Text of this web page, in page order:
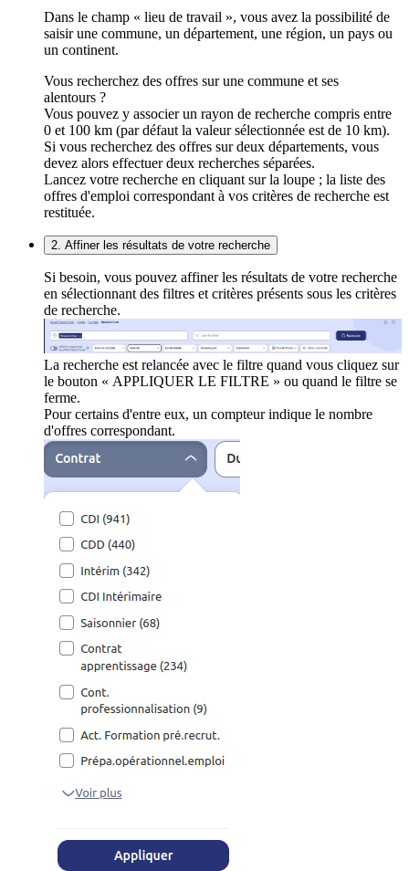
Dans le champ « lieu de travail », vous avez la possibilité de
saisir une commune, un département, une région, un pays ou
un continent.
Vous recherchez des offres sur une commune et ses
alentours ?
Vous pouvez y associer un rayon de recherche compris entre
0 et 100 km (par défaut la valeur sélectionnée est de 10 km).
Si vous recherchez des offres sur deux départements, vous
devez alors effectuer deux recherches séparées.
Lancez votre recherche en cliquant sur la loupe ; la liste des
offres d'emploi correspondant à vos critères de recherche est
restituée.
2. Affiner les résultats de votre recherche
Si besoin, vous pouvez affiner les résultats de votre recherche
en sélectionnant des filtres et critères présents sous les critères
de recherche.
La recherche est relancée avec le filtre quand vous cliquez sur
le bouton « APPLIQUER LE FILTRE » ou quand le filtre se
ferme.
Pour certains d'entre eux, un compteur indique le nombre
d'offres correspondant.